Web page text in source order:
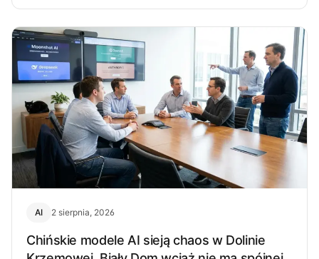
AI 2 sierpnia, 2026
Chińskie modele AI sieją chaos w Dolinie